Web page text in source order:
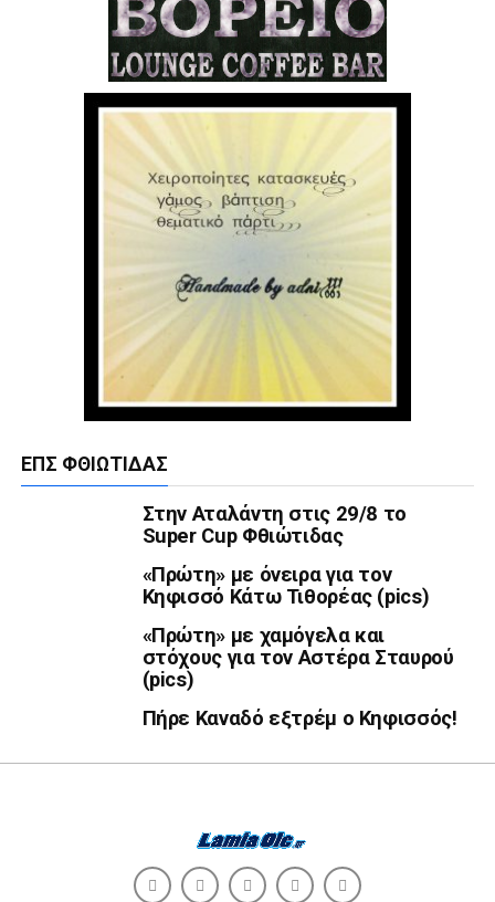
ΕΠΣ ΦΘΙΏΤΙΔΑΣ
Στην Αταλάντη στις 29/8 το
Super Cup Φθιώτιδας
«Πρώτη» με όνειρα για τον
Κηφισσό Κάτω Τιθορέας (pics)
«Πρώτη» με χαμόγελα και
στόχους για τον Αστέρα Σταυρού
(pics)
Πήρε Καναδό εξτρέμ ο Κηφισσός!